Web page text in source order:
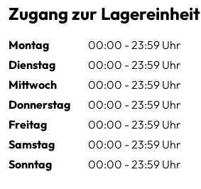
Zugang zur Lagereinheit
Montag
00:00 - 23:59 Uhr
Dienstag
00:00 - 23:59 Uhr
Mittwoch
00:00 - 23:59 Uhr
Donnerstag
00:00 - 23:59 Uhr
Freitag
00:00 - 23:59 Uhr
Samstag
00:00 - 23:59 Uhr
Sonntag
00:00 - 23:59 Uhr